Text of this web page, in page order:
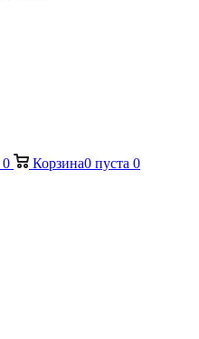
0 Корзина0 пуста 0